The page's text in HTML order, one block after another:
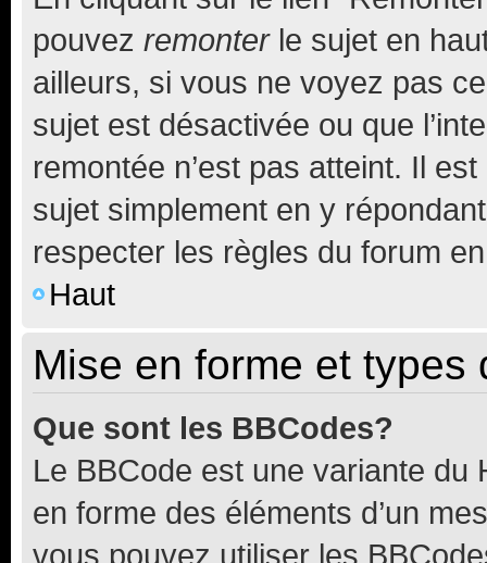
pouvez remonterle sujet en
ailleurs, si vous ne voyez pas
sujet est désactivée ou que
remontée n’est pas atteint. Il
sujet simplement en y
respecter les règles du forum
Haut
Mise en forme et types
Que sont les BBCodes?
Le BBCode est une variante du
en forme des éléments d’un
vous pouvez utiliser les